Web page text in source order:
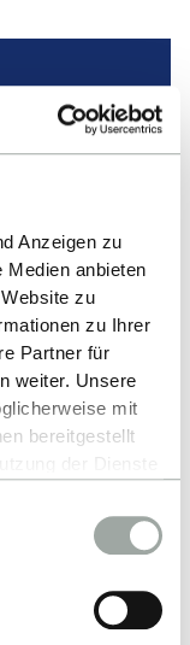
Anzeigen zu
Medien anbieten
zu
zu Ihrer
Partner für
weiter. Unsere
mit
bereitgestellt